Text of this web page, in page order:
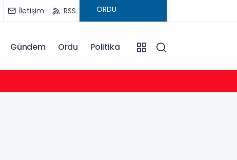
İletişim RSS
Gündem Ordu Politika